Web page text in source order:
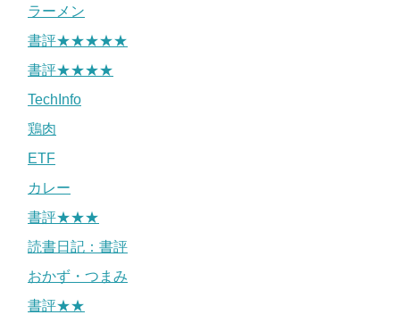
ラーメン
書評★★★★★
書評★★★★
TechInfo
鶏肉
ETF
カレー
書評★★★
読書日記：書評
おかず・つまみ
書評★★